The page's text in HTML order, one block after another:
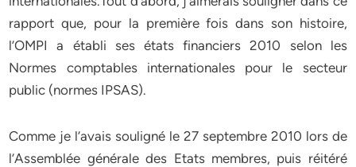
rapport que, pour la première fois dans son histoire,
l’OMPI a établi ses états financiers 2010 selon les
Normes comptables internationales pour le secteur
public (normes IPSAS).
Comme je l’avais souligné le 27 septembre 2010 lors de
l’Assemblée générale des Etats membres, puis réitéré